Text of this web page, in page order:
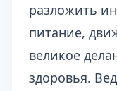
разложить
питание,
великое
здоровья.